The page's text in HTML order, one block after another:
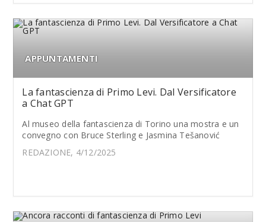
APPUNTAMENTI
La fantascienza di Primo Levi. Dal Versificatore
a Chat GPT
Al museo della fantascienza di Torino una mostra e un
convegno con Bruce Sterling e Jasmina Tešanović
REDAZIONE, 4/12/2025